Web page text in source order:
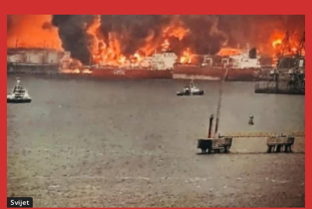
Svijet